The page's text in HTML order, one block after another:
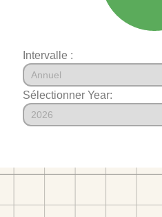
Intervalle :
Sélectionner Year: